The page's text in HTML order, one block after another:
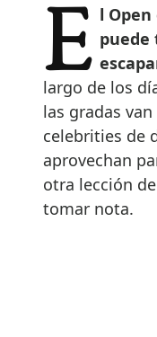
El Open de tenis de Madrid puede
largo de los
las gradas
celebrities de
aprovechan
otra lección
tomar nota.